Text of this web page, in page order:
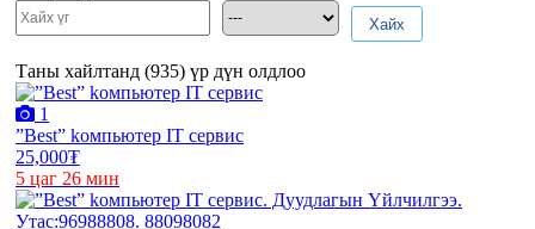
Хайх
Таны хайлтанд (935) үр дүн олдлоо
1
”Best” kомпьютер IT сервис
25,000₮
5 цаг 26 мин